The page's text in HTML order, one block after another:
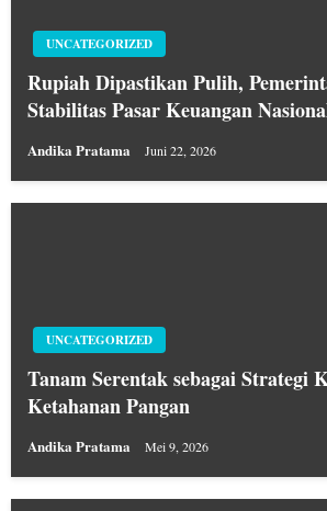
UNCATEGORIZED
Rupiah Dipastikan Pulih,
Stabilitas Pasar Keuangan
Andika Pratama Juni 22, 2026
UNCATEGORIZED
Tanam Serentak sebagai Strategi
Ketahanan Pangan
Andika Pratama Mei 9, 2026